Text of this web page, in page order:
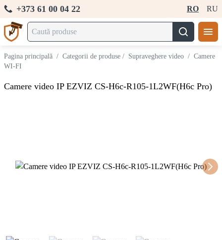
+373 61 00 04 22 RO RU
Pagina principală / Categorii de produse / Supraveghere video / Camere
WI-FI
Camere video IP EZVIZ CS-H6c-R105-1L2WF(H6c Pro)